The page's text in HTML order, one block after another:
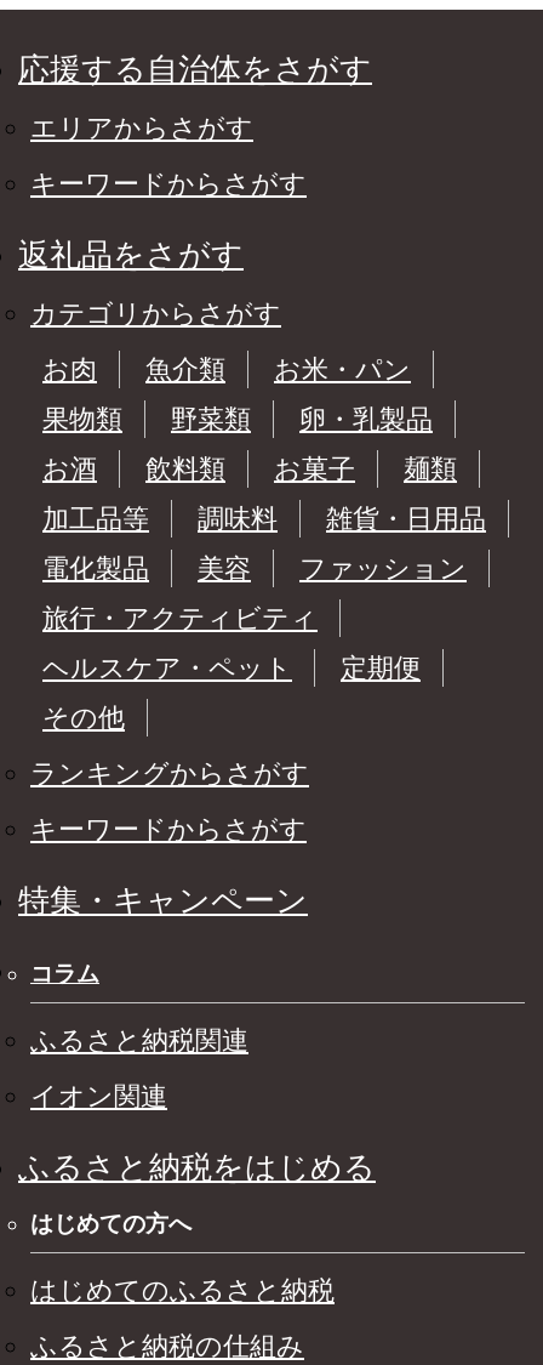
応援する自治体をさがす
エリアからさがす
キーワードからさがす
返礼品をさがす
カテゴリからさがす
お肉
魚介類
お米・パン
果物類
野菜類
卵・乳製品
お酒
飲料類 お菓子
麺類
加工品等
調味料
雑貨・日用品
電化製品
美容
ファッション
旅行・アクティビティ
ヘルスケア・ペット
定期便
その他
ランキングからさがす
キーワードからさがす
特集・キャンペーン
コラム
ふるさと納税関連
イオン関連
ふるさと納税をはじめる
はじめての方へ
はじめてのふるさと納税
ふるさと納税の仕組み